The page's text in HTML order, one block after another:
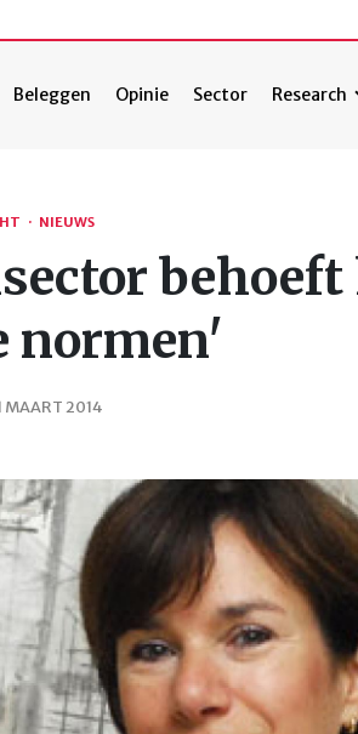
Beleggen Opinie Sector Research
· NIEUWS
behoeft
normen'
MAART 2014